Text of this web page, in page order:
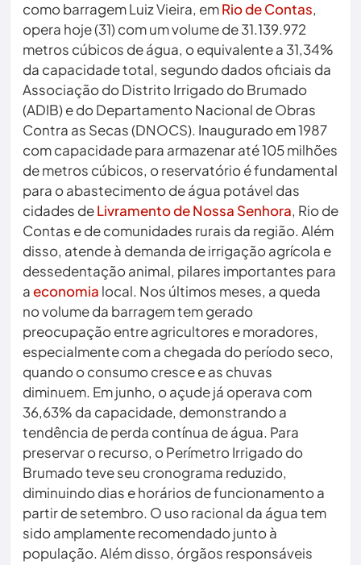
como barragem Luiz Vieira, emRio de Contas,
opera hoje (31) com um volume de 31.139.972
metros cúbicos de água, o equivalente a 31,34%
da capacidade total, segundo dados oficiais da
Associação do Distrito Irrigado do Brumado
(ADIB) e do Departamento Nacional de Obras
Contra as Secas (DNOCS). Inaugurado em 1987
com capacidade para armazenar até 105 milhões
de metros cúbicos, o reservatório é fundamental
para o abastecimento de água potável das
cidades deLivramento de Nossa Senhora, Rio de
Contas e de comunidades rurais da região. Além
disso, atende à demanda de irrigação agrícola e
dessedentação animal, pilares importantes para
aeconomia local. Nos últimos meses, a queda
no volume da barragem tem gerado
preocupação entre agricultores e moradores,
especialmente com a chegada do período seco,
quando o consumo cresce e as chuvas
diminuem. Em junho, o açude já operava com
36,63% da capacidade, demonstrando a
tendência de perda contínua de água. Para
preservar o recurso, o Perímetro Irrigado do
Brumado teve seu cronograma reduzido,
diminuindo dias e horários de funcionamento a
partir de setembro. O uso racional da água tem
sido amplamente recomendado junto à
população. Além disso, órgãos responsáveis